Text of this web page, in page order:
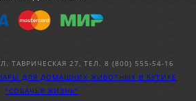
ТАВРИЧЕСКАЯ 27, ТЕЛ. 8 (800) 555-54-16
ДЛЯ ДОМАШНИХ ЖИВОТНЫХ В БУТИКЕ
"СОБАЧЬЯ ЖИЗНЬ"